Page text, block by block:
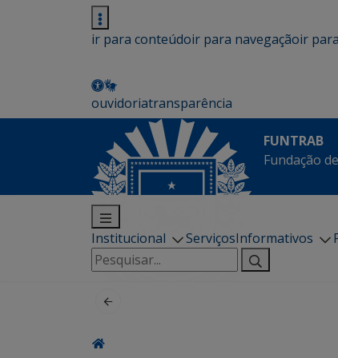
ir para conteúdoir para navegaçãoir
ouvidoriatransparência
FUNTRAB
Fundação
Institucional ServiçosInformativos
Pesquisar
por: